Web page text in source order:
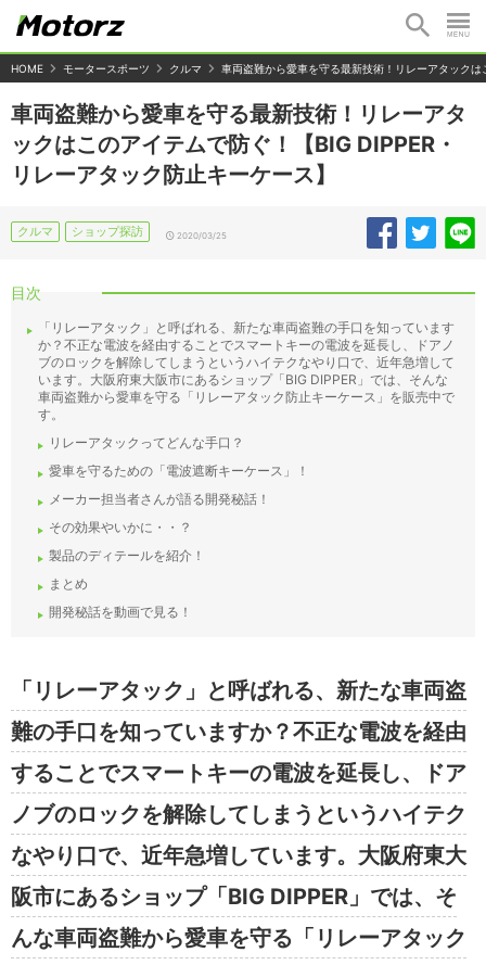
HOME モータースポーツ クルマ 車両盗難から愛車を守る最新技術！リレーアタック
車両盗難から愛車を守る最新技術！リレーアタ
ックはこのアイテムで防ぐ！【BIG DIPPER・
リレーアタック防止キーケース】
クルマ ショップ探訪 2020/03/25
目次
「リレーアタック」と呼ばれる、新たな車両盗難の手口を知っています
か？不正な電波を経由することでスマートキーの電波を延長し、ドアノ
ブのロックを解除してしまうというハイテクなやり口で、近年急増して
います。大阪府東大阪市にあるショップ「BIG DIPPER」では、そんな
車両盗難から愛車を守る「リレーアタック防止キーケース」を販売中で
す。
リレーアタックってどんな手口？
愛車を守るための「電波遮断キーケース」！
メーカー担当者さんが語る開発秘話！
その効果やいかに・・？
製品のディテールを紹介！
まとめ
開発秘話を動画で見る！
「リレーアタック」と呼ばれる、新たな車両盗
難の手口を知っていますか？不正な電波を経由
することでスマートキーの電波を延長し、ドア
ノブのロックを解除してしまうというハイテク
なやり口で、近年急増しています。大阪府東大
阪市にあるショップ「BIG DIPPER」では、そ
んな車両盗難から愛車を守る「リレーアタック